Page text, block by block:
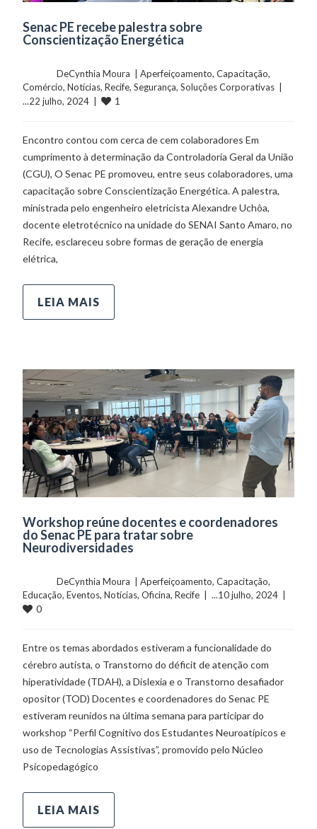
Senac PE recebe palestra sobre
Conscientização Energética
	    	DeCynthia Moura  |
Aperfeiçoamento, Capacitação
Comércio, Notícias, Recife, Segurança, Soluções Corporativas
...22 julho, 2024  |
1
Encontro contou com cerca de cem colaboradores Em
cumprimento à determinação da Controladoria Geral da União
(CGU), O Senac PE promoveu, entre seus colaboradores, uma
capacitação sobre Conscientização Energética. A palestra,
ministrada pelo engenheiro eletricista Alexandre Uchôa,
docente eletrotécnico na unidade do SENAI Santo Amaro, no
Recife, esclareceu sobre formas de geração de energia
elétrica,
LEIA MAIS
Workshop reúne docentes e coordenadores
do Senac PE para tratar sobre
Neurodiversidades
	    	DeCynthia Moura  |
Aperfeiçoamento, Capacitação
Educação, Eventos, Notícias, Oficina, Recife
0
Entre os temas abordados estiveram a funcionalidade do
cérebro autista, o Transtorno do déficit de atenção com
hiperatividade (TDAH), a Dislexia e o Transtorno desafiador
opositor (TOD) Docentes e coordenadores do Senac PE
estiveram reunidos na última semana para participar do
workshop “Perfil Cognitivo dos Estudantes Neuroatípicos e
uso de Tecnologias Assistivas”, promovido pelo Núcleo
Psicopedagógico
LEIA MAIS